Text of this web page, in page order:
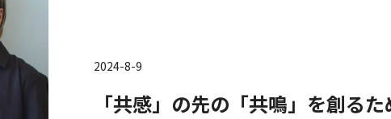
プロダクト・ビジネス コーポレート
財務・経理
2024-8-9
「共感」の先の「共鳴」を創るた